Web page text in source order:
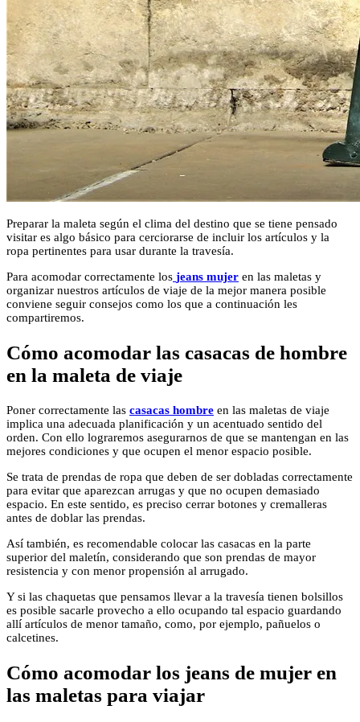
Preparar la maleta según el clima del destino que se tiene pensado
visitar es algo básico para cerciorarse de incluir los artículos y la
ropa pertinentes para usar durante la travesía.
Para acomodar correctamente los jeans mujer en las maletas y
organizar nuestros artículos de viaje de la mejor manera posible
conviene seguir consejos como los que a continuación les
compartiremos.
Cómo acomodar las casacas de hombre
en la maleta de viaje
Poner correctamente las casacas hombre en las maletas de viaje
implica una adecuada planificación y un acentuado sentido del
orden. Con ello lograremos asegurarnos de que se mantengan en las
mejores condiciones y que ocupen el menor espacio posible.
Se trata de prendas de ropa que deben de ser dobladas correctamente
para evitar que aparezcan arrugas y que no ocupen demasiado
espacio. En este sentido, es preciso cerrar botones y cremalleras
antes de doblar las prendas.
Así también, es recomendable colocar las casacas en la parte
superior del maletín, considerando que son prendas de mayor
resistencia y con menor propensión al arrugado.
Y si las chaquetas que pensamos llevar a la travesía tienen bolsillos
es posible sacarle provecho a ello ocupando tal espacio guardando
allí artículos de menor tamaño, como, por ejemplo, pañuelos o
calcetines.
Cómo acomodar los jeans de mujer en
las maletas para viajar